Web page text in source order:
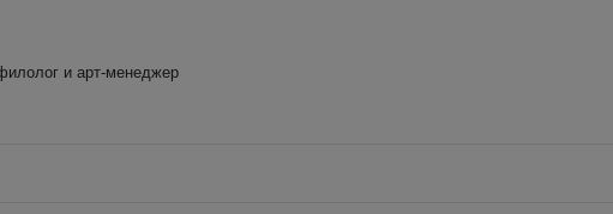
и арт-менеджер